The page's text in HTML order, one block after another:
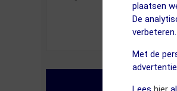
plaatsen
De
verbeteren.
Met de